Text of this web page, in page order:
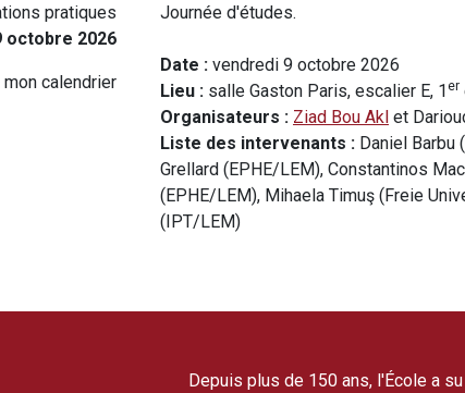
pratiques
octobre 2026
mon calendrier
Journée d'études.
Date : vendredi 9 octobre 2026
Lieu : salle Gaston Paris, escalier E, 1 er
Organisateurs : Ziad Bou Akl et
Liste des intervenants : Daniel Barbu
Grellard (EPHE/LEM), Constantinos
(EPHE/LEM), Mihaela Timuş (Freie
(IPT/LEM)
Depuis plus de 150 ans, l'École a